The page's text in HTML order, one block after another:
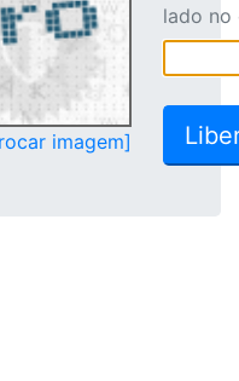
imagem]
lado no